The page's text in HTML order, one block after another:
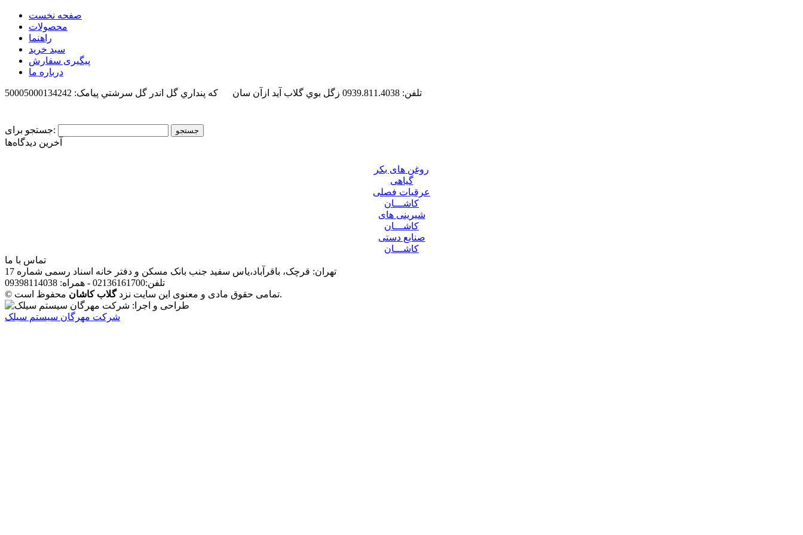
صفحه نخست
محصولات
راهنما
سبد خرید
پیگیری سفارش
درباره ما
تلفن: 0939.811.4038 زگل بوي گلاب آيد ازآن سان كه پنداري گل اندر گل سرشتي پیامک: 50005000134242
جستجو برای:
آخرین دیدگاه‌ها
روغن های بکر
گیاهی
عرقیات فصلی
کاشـــان
شیرینی های
کاشـــان
صنایع دستی
کاشـــان
تماس با ما
تهران: قرچک، باقرآباد،یاس سفید جنب بانک مسکن و دفتر خانه اسناد رسمی شماره 17
تلفن:02136161700 - همراه: 09398114038
© تمامی حقوق مادی و معنوی این سایت نزدگلاب کاشان محفوظ است.
شرکت مهرگان سیستم سیلک